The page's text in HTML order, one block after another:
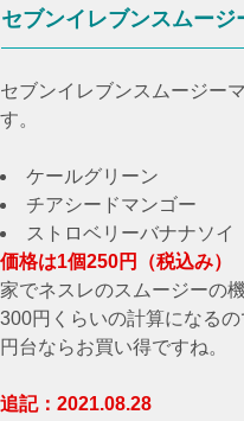
セブンイレブンスムージ
セブンイレブンスムージー
す。
ケールグリーン
チアシードマンゴー
ストロベリーバナナソイ
価格は1個250円（税込み）
家でネスレのスムージーの
300円くらいの計算になる
円台ならお買い得ですね。
追記：2021.08.28